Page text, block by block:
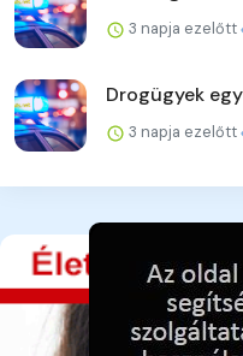
3 napja ezelőtt
Drogügyek
3 napja ezelőtt